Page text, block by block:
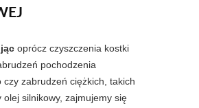
oprócz czyszczenia kostki
pochodzenia
czy zabrudzeń ciężkich, takich
olej silnikowy, zajmujemy się